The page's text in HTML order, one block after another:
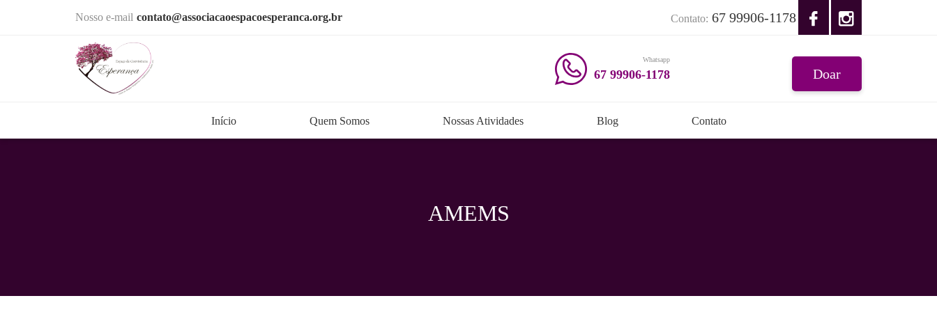
Nosso e-mail contato@associacaoespacoesperanca.org.br Contato: 67 99906-1178
Whatsapp
67 99906-1178 Doar
Início Quem Somos Nossas Atividades Blog Contato
AMEMS